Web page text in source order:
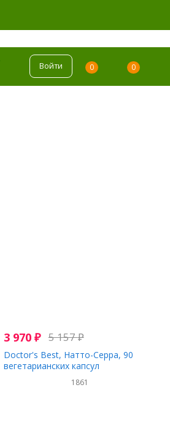
Войти 0 0
3 970₽ 5 157₽
Doctor's Best, Натто-Серра, 90
вегетарианских капсул
1861